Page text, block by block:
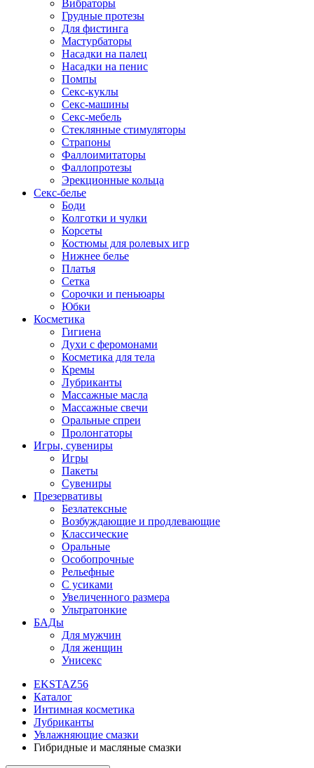
Вибраторы
Грудные протезы
Для фистинга
Мастурбаторы
Насадки на палец
Насадки на пенис
Помпы
Секс-куклы
Секс-машины
Секс-мебель
Стеклянные стимуляторы
Страпоны
Фаллоимитаторы
Фаллопротезы
Эрекционные кольца
Секс-белье
Боди
Колготки и чулки
Корсеты
Костюмы для ролевых игр
Нижнее белье
Платья
Сетка
Сорочки и пеньюары
Юбки
Косметика
Гигиена
Духи с феромонами
Косметика для тела
Кремы
Лубриканты
Массажные масла
Массажные свечи
Оральные спреи
Пролонгаторы
Игры, сувениры
Игры
Пакеты
Сувениры
Презервативы
Безлатексные
Возбуждающие и продлевающие
Классические
Оральные
Особопрочные
Рельефные
С усиками
Увеличенного размера
Ультратонкие
БАДы
Для мужчин
Для женщин
Унисекс
EKSTAZ56
Каталог
Интимная косметика
Лубриканты
Увлажняющие смазки
Гибридные и масляные смазки